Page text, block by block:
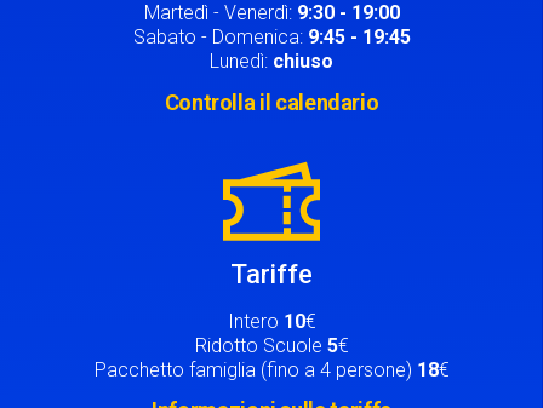
Martedì - Venerdì: 9:30 - 19:00
Sabato - Domenica: 9:45 - 19:45
Lunedì: chiuso
Controlla il calendario
Tariffe
Intero 10€
Ridotto Scuole 5€
Pacchetto famiglia (fino a 4 persone) 18€